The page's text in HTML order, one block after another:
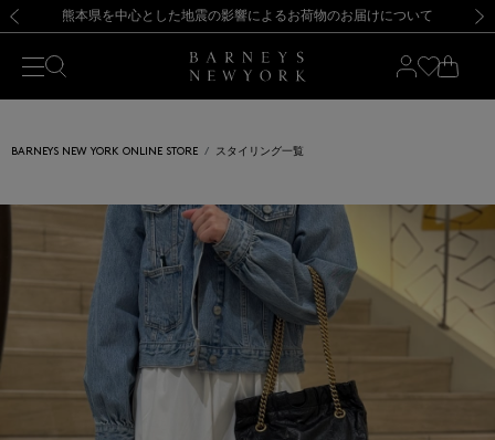
新規登録のお客様も対象！＜MY BARNEYS＞会員のお客様は11,000円（税込）以上のお買上げで常時送料無料！お買い物の際は会員登録を！
【夏季休業に伴う返品・交換承り一時停止のお知らせ】（2026.8.5）
熊本県を中心とした地震の影響によるお荷物のお届けについて
【開催中】SUMMER SALEのご案内・ご注意事項 新規登録のお客様も対象！＜MY BARNEYS＞会員のお客様は11,000円（税込）以上のお買上げで常時送料無料！お買い物の際は会員登録を！
【夏季休業に伴う返品・交換承り一時停止のお知らせ】（2026.8.5）
BARNEYS NEW YORK ONLINE STORE スタイリング一覧